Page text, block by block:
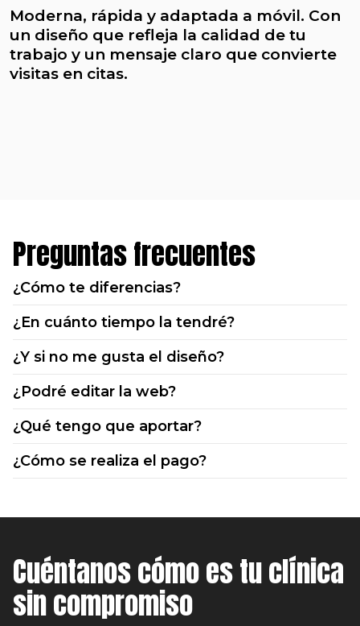
Moderna, rápida y adaptada a móvil. Con
un diseño que refleja la calidad de tu
trabajo y un mensaje claro que convierte
visitas en citas.
Preguntas frecuentes
¿Cómo te diferencias?
¿En cuánto tiempo la tendré?
¿Y si no me gusta el diseño?
¿Podré editar la web?
¿Qué tengo que aportar?
¿Cómo se realiza el pago?
Cuéntanos cómo es tu clínica
sin compromiso